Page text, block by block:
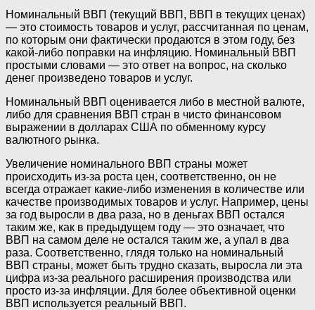
Номинальный ВВП (текущий ВВП, ВВП в текущих ценах)
— это стоимость товаров и услуг, рассчитанная по ценам,
по которым они фактически продаются в этом году, без
какой-либо поправки на инфляцию. Номинальный ВВП
простыми словами — это ответ на вопрос, на сколько
денег произведено товаров и услуг.
Номинальный ВВП оценивается либо в местной валюте,
либо для сравнения ВВП стран в чисто финансовом
выражении в долларах США по обменному курсу
валютного рынка.
Увеличение номинального ВВП страны может
происходить из-за роста цен, соответственно, он не
всегда отражает какие-либо изменения в количестве или
качестве производимых товаров и услуг. Например, цены
за год выросли в два раза, но в деньгах ВВП остался
таким же, как в предыдущем году — это означает, что
ВВП на самом деле не остался таким же, а упал в два
раза. Соответственно, глядя только на номинальный
ВВП страны, может быть трудно сказать, выросла ли эта
цифра из-за реального расширения производства или
просто из-за инфляции. Для более объективной оценки
ВВП используется реальный ВВП.